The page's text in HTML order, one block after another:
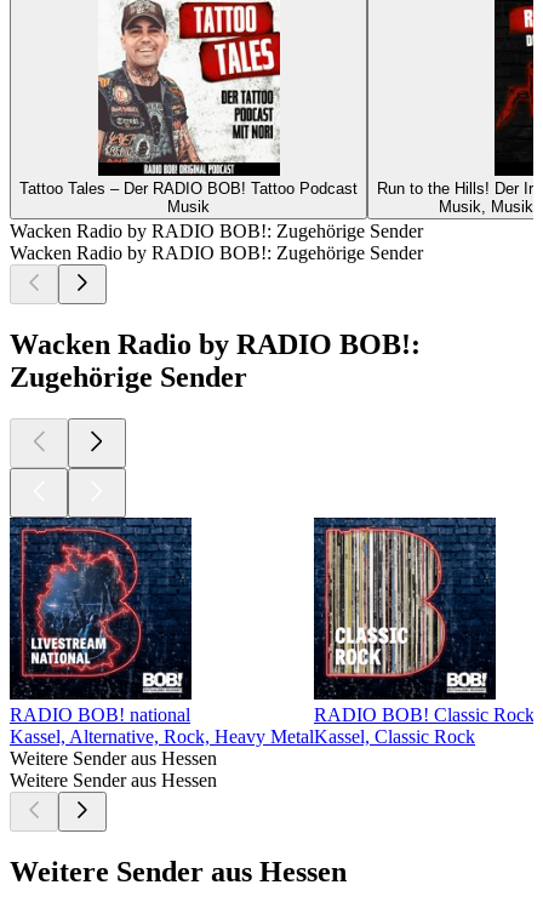
Tattoo Tales – Der RADIO BOB! Tattoo Podcast
Musik
Run to the Hills! Der
Musik,
Wacken Radio by RADIO BOB!: Zugehörige Sender
Wacken Radio by RADIO BOB!: Zugehörige Sender
Wacken Radio by RADIO BOB!:
Zugehörige Sender
RADIO BOB! national
Kassel, Alternative, Rock, Heavy Metal
RADIO BOB! Classic Rock
Kassel, Classic Rock
Weitere Sender aus Hessen
Weitere Sender aus Hessen
Weitere Sender aus Hessen